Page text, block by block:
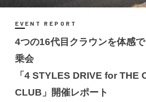
EVENT REPORT
4つの16代目クラウンを体感
乗会
「4 STYLES DRIVE for THE
CLUB」開催レポート